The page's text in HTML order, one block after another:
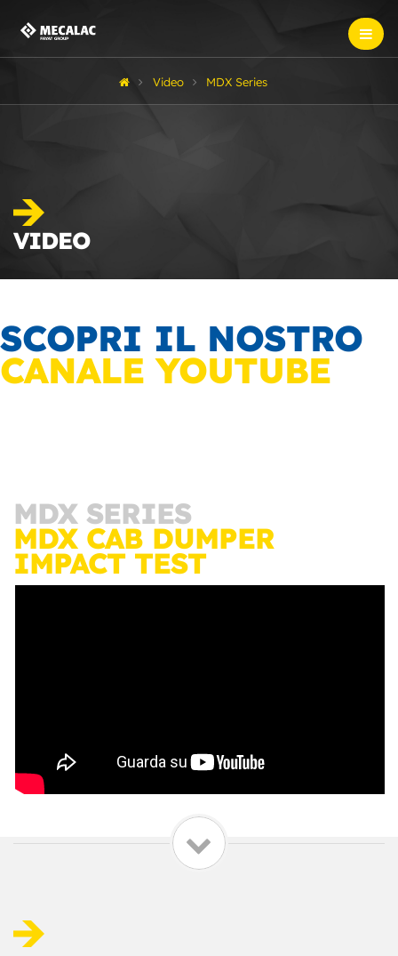
Video MDX Series
VIDEO
SCOPRI IL NOSTRO
CANALE YOUTUBE
MDX SERIES
MDX CAB DUMPER
IMPACT TEST